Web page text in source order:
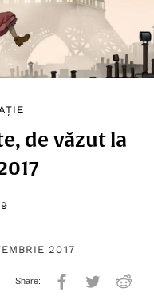
de văzut la
2017